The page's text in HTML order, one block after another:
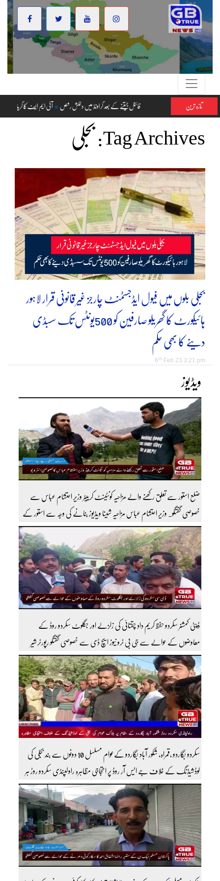
تازہ ترین فائنل جیتنے کے بعد گراونڈ میں دلکش رقص آئی ایم ایف کا گریڈ 17 اور اس سے اوپر کے افسران اور ان کے اہلِ خانہ کے اثاثے ڈکلیئر کرنے کا مطالبہ‘ کرپشن کی روک تھام اور مؤثر احتساب کے لیے ٹاسک فورس کے قیام کا بھی مطالبہ کردیا
Tag Archives:بجلی
بجلی بلوں میں فیول ایڈجسٹمنٹ چارجز غیر قانونی قرار لاہور
ہائیکورٹ کا گھریلو صارفین کو 500یونٹس تک سسبڈی
دینے کا بھی حکم
6th Feb 23 3:21 pm
ویڈیوز
ضلع استور سے تعلق رکھنے والے مزاحیہ کونٹینٹ کرییٹر وزیر احتشام عباس سے
خصوصی گفتگو۔ وزیر احتشام عباس مزاحیہ شینا ویڈیوز بنانے کی وجہ سے استور کے
اندر کافی مشہور ہیں مزید اچھی اچھی ویڈیوز دیکھنے کے لئے ہمارے یوٹیوب چینل کو
سبسکرائب کریں
ڈپٹی کمشنر سکردو حفظ کریم داد چقتائی کی زلزلے اور جگلوٹ سکردو روڈ کے
معاوضوں کے حوالے سے جی بی ٹرو نیوز ایچ ڈی سے خصوصی گفتگو رپورٹر شیر
افضل روندو
سکردو بگاردو ،قمراہ، شکور آباد بگاردو کےعوام مسلسل 10 دونوں سے بند بجلی کی
لوڈشیڈنگ کے خلاف جے ایس آر روڈ پر احتجاجی مظاہرہ راولپنڈی سکردو روڑ ہر
قسم کی ٹریفک کے لئے بند۔۔ مزید اپڈیٹس کے لیے ہمارے یوٹیوب چینل کو
سبسکرائب کریں